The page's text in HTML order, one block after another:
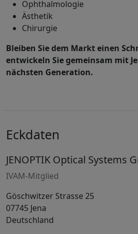
Ophthalmologie
Ästhetik
Chirurgie
Bleiben Sie dem Markt einen
entwickeln Sie gemeinsam mit
nächsten Generation.
Eckdaten
JENOPTIK Optical Systems
IVAM-Mitglied
Göschwitzer Strasse 25
07745 Jena
Deutschland